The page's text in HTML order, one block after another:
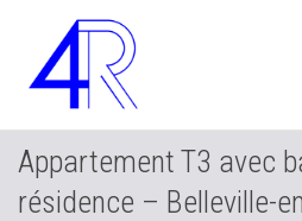
Appartement T3 avec
résidence – Belleville-